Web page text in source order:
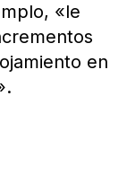
«le
en